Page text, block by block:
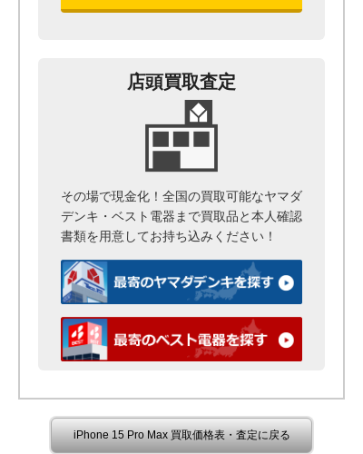
店頭買取査定
その場で現金化！全国の買取可能なヤマダ
デンキ・ベスト電器まで買取品と本人確認
書類を用意してお持ち込みください！
iPhone 15 Pro Max 買取価格表・査定に戻る